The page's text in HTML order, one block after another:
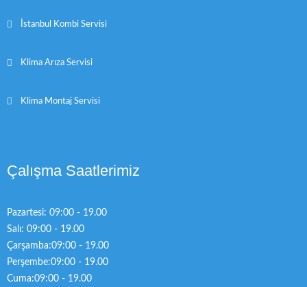
İstanbul Kombi Servisi
Klima Arıza Servisi
Klima Montaj Servisi
Çalışma Saatlerimiz
Pazartesi: 09:00 - 19.00
Salı: 09:00 - 19.00
Çarşamba:09:00 - 19.00
Perşembe:09:00 - 19.00
Cuma:09:00 - 19.00